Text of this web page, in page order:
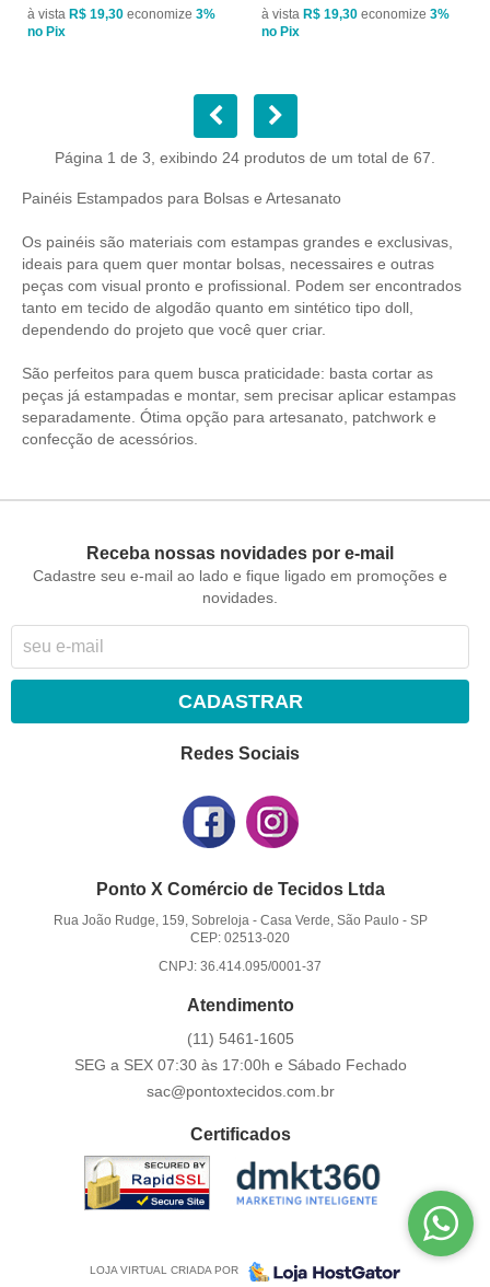
à vista R$ 19,30 economize 3%
no Pix
à vista R$ 19,30 economize 3%
no Pix
Página 1 de 3, exibindo 24 produtos de um total de 67.
Painéis Estampados para Bolsas e Artesanato
Os painéis são materiais com estampas grandes e exclusivas,
ideais para quem quer montar bolsas, necessaires e outras
peças com visual pronto e profissional. Podem ser encontrados
tanto em tecido de algodão quanto em sintético tipo doll,
dependendo do projeto que você quer criar.
São perfeitos para quem busca praticidade: basta cortar as
peças já estampadas e montar, sem precisar aplicar estampas
separadamente. Ótima opção para artesanato, patchwork e
confecção de acessórios.
Receba nossas novidades por e-mail
Cadastre seu e-mail ao lado e fique ligado em promoções e
novidades.
CADASTRAR
Redes Sociais
Ponto X Comércio de Tecidos Ltda
Rua João Rudge, 159, Sobreloja- Casa Verde, São Paulo - SP
CEP: 02513-020
CNPJ: 36.414.095/0001-37
Atendimento
(11) 5461-1605
SEG a SEX 07:30 às 17:00h e Sábado Fechado
sac@pontoxtecidos.com.br
Certificados
LOJA VIRTUAL CRIADA POR